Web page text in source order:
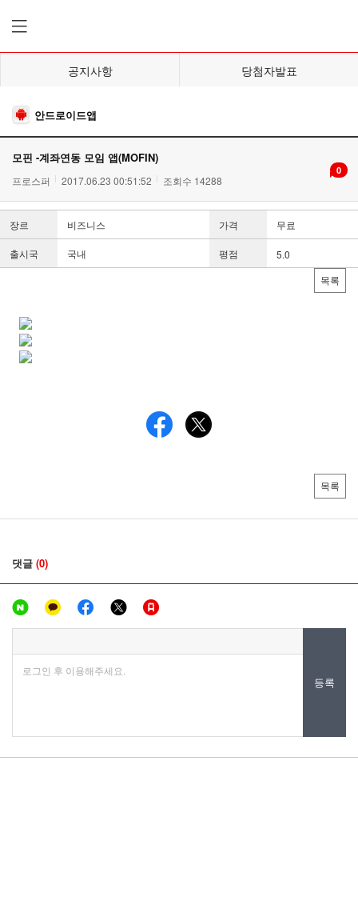
공지사항 당첨자발표
안드로이드앱
모핀 -계좌연동 모임 앱(MOFIN)
프로스퍼 2017.06.23 00:51:52 조회수 14288
0
장르 비즈니스 가격 무료
출시국 국내 평점
5.0
목록
목록
댓글 (0)
로그인 후 이용해주세요.
등록